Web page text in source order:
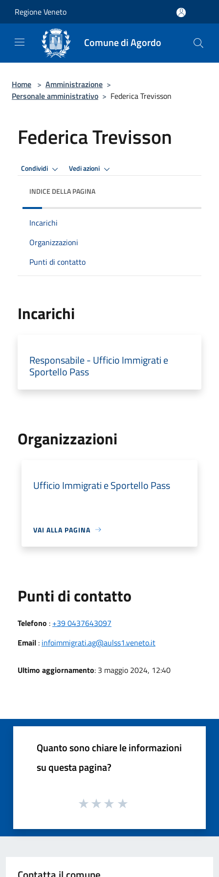
Regione Veneto
Comune di Agordo
Home > Amministrazione >
Personale amministrativo > Federica Trevisson
Federica Trevisson
Condividi Vedi azioni
INDICE DELLA PAGINA
Incarichi
Organizzazioni
Punti di contatto
Incarichi
Responsabile - Ufficio Immigrati e
Sportello Pass
Organizzazioni
Ufficio Immigrati e Sportello Pass
VAI ALLA PAGINA
Punti di contatto
Telefono : +39 0437643097
Email : infoimmigrati.ag@aulss1.veneto.it
Ultimo aggiornamento: 3 maggio 2024, 12:40
Quanto sono chiare le informazioni
su questa pagina?